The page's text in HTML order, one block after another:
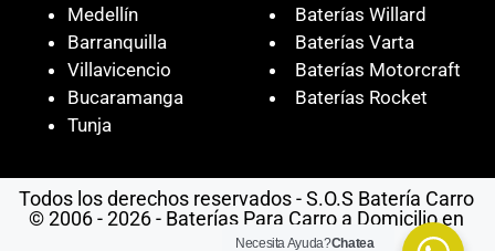
Medellín
Barranquilla
Villavicencio
Bucaramanga
Tunja
Baterías Willard
Baterías Varta
Baterías Motorcraft
Baterías Rocket
Todos los derechos reservados - S.O.S Batería Carro
© 2006 - 2026 - Baterías Para Carro a Domicilio en
Cali
Necesita Ayuda?Chatea